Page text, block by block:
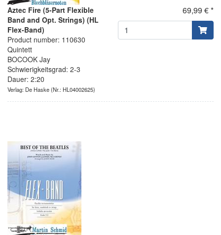
Aztec Fire (5-Part Flexible
Band and Opt. Strings) (HL
Flex-Band)
Product number: 110630
Quintett
BOCOOK Jay
Schwierigkeitsgrad: 2-3
Dauer: 2:20
Verlag: De Haske(Nr.: HL04002625)
69,99 € *